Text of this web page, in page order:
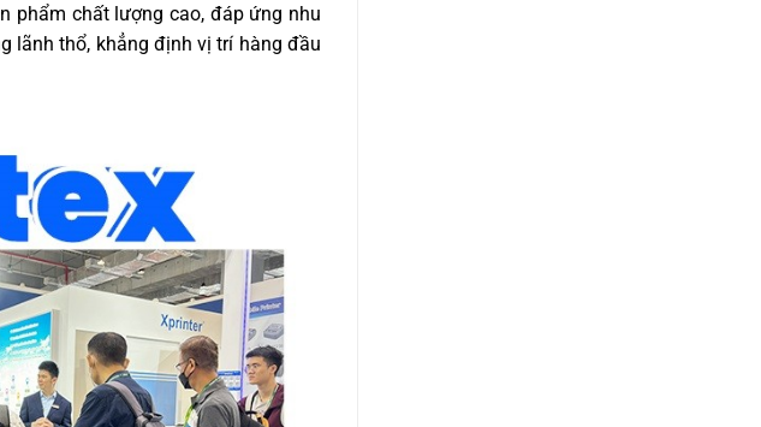
phẩm chất lượng cao, đáp ứng nhu
lãnh thổ, khẳng định vị trí hàng đầu